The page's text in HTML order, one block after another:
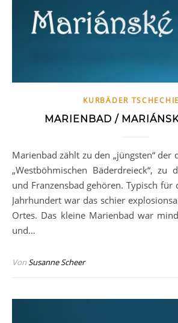
KURBÄDER
MARIENBAD /
Marienbad zählt zu den „jüngsten“ der drei Kurorte im sog.
„Westböhmischen Bäderdreieck“, zu
und Franzensbad gehören. Typisch für
Jahrhundert war das schier
Ortes. Das kleine Marienbad war
und…
VonSusanne Scheer